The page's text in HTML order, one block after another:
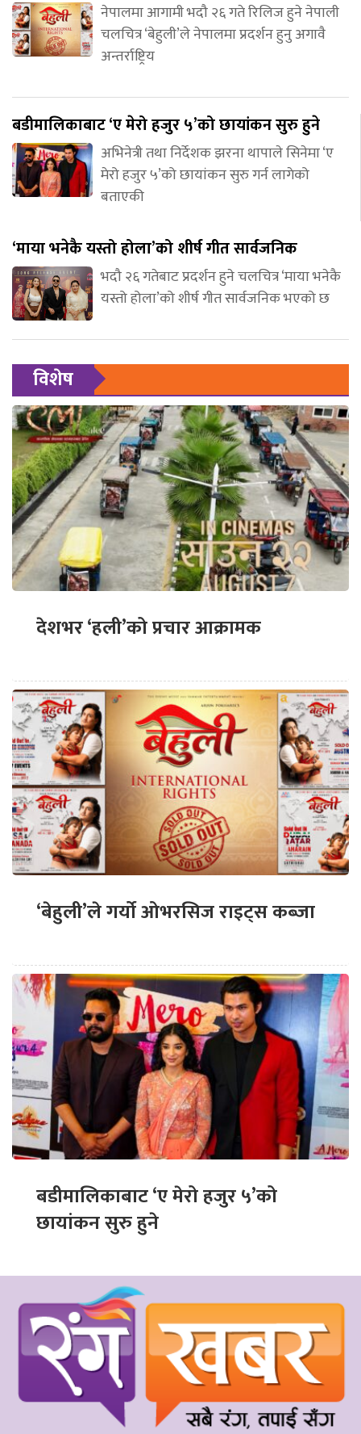
नेपालमा आगामी भदौ २६ गते रिलिज हुने नेपाली
चलचित्र ‘बेहुली’ले नेपालमा प्रदर्शन हुनु अगावै
अन्तर्राष्ट्रिय
बडीमालिकाबाट ‘ए मेरो हजुर ५’को छायांकन सुरु हुने
अभिनेत्री तथा निर्देशक झरना थापाले सिनेमा ‘ए
मेरो हजुर ५’को छायांकन सुरु गर्न लागेको
बताएकी
‘माया भनेकै यस्तो होला’को शीर्ष गीत सार्वजनिक
भदौ २६ गतेबाट प्रदर्शन हुने चलचित्र ‘माया भनेकै
यस्तो होला’को शीर्ष गीत सार्वजनिक भएको छ
विशेष
देशभर ‘हली’को प्रचार आक्रामक
‘बेहुली’ले गर्यो ओभरसिज राइट्स कब्जा
बडीमालिकाबाट ‘ए मेरो हजुर ५’को
छायांकन सुरु हुने